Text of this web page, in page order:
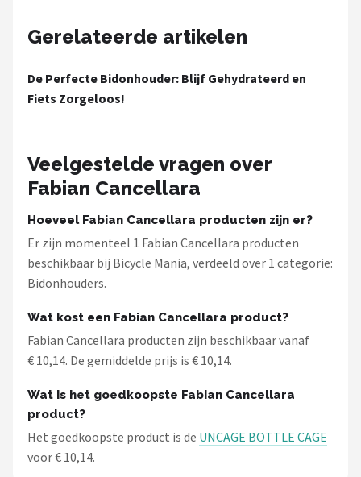
Gerelateerde artikelen
De Perfecte Bidonhouder: Blijf Gehydrateerd en
Fiets Zorgeloos!
Veelgestelde vragen over
Fabian Cancellara
Hoeveel Fabian Cancellara producten zijn er?
Er zijn momenteel 1 Fabian Cancellara producten
beschikbaar bij Bicycle Mania, verdeeld over 1 categorie:
Bidonhouders.
Wat kost een Fabian Cancellara product?
Fabian Cancellara producten zijn beschikbaar vanaf
€ 10,14. De gemiddelde prijs is € 10,14.
Wat is het goedkoopste Fabian Cancellara
product?
Het goedkoopste product is de UNCAGE BOTTLE CAGE
voor € 10,14.